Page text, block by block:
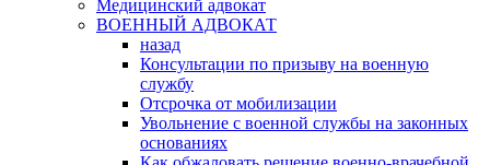
Медицинский адвокат
ВОЕННЫЙ АДВОКАТ
назад
Консультации по призыву на военную
службу
Отсрочка от мобилизации
Увольнение с военной службы на законных
основаниях